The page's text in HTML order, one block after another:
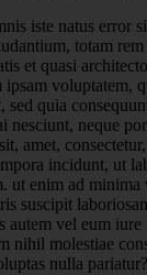
iste natus error
totam rem
et quasi
voluptatem,
sed quia
nesciunt, neque
amet,
incidunt, ut
ut enim ad minima
suscipit
autem vel eum
nihil molestiae
nulla pariatur?